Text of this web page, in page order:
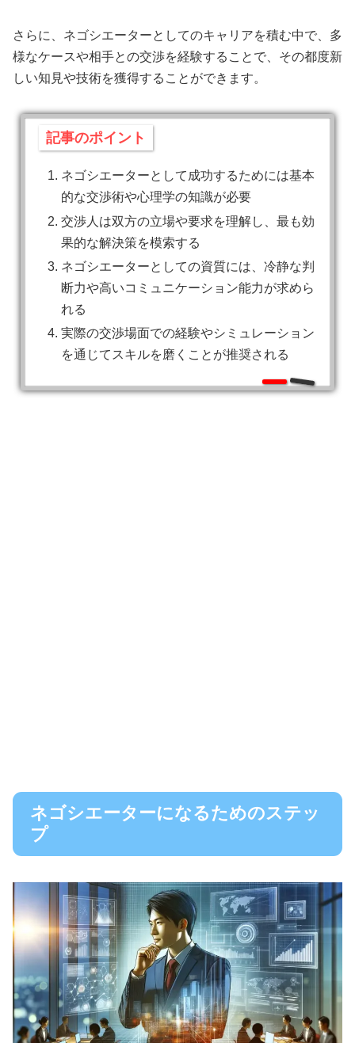
さらに、ネゴシエーターとしてのキャリアを積む中で、多
様なケースや相手との交渉を経験することで、その都度新
しい知見や技術を獲得することができます。
記事のポイント
ネゴシエーターとして成功するためには基本
的な交渉術や心理学の知識が必要
交渉人は双方の立場や要求を理解し、最も効
果的な解決策を模索する
ネゴシエーターとしての資質には、冷静な判
断力や高いコミュニケーション能力が求めら
れる
実際の交渉場面での経験やシミュレーション
を通じてスキルを磨くことが推奨される
ネゴシエーターになるためのステッ
プ